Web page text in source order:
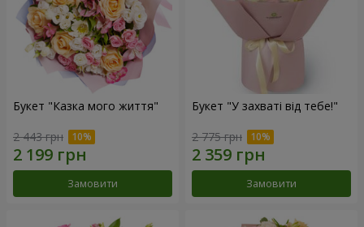
Букет "Казка мого життя"
2 443 грн
Замовити
Букет "У захваті від тебе!"
2 775 грн
Замовити